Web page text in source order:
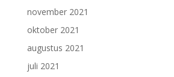
november 2021
oktober 2021
augustus 2021
juli 2021